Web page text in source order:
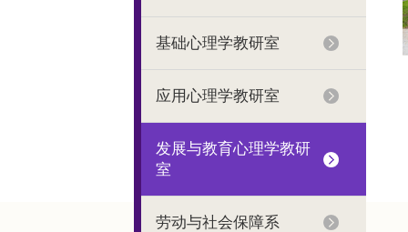
基础心理学教研室
应用心理学教研室
发展与教育心理学教研
室
劳动与社会保障系